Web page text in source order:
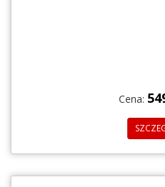
Cena: